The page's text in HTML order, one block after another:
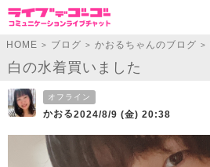
HOME > ブログ > かおるちゃんのブログ >
白の水着買いました
オフライン
かおる2024/8/9 (金) 20:38